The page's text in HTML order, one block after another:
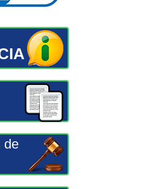
de